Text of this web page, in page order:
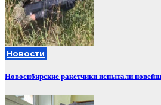
Новости
Новосибирские ракетчики испытали